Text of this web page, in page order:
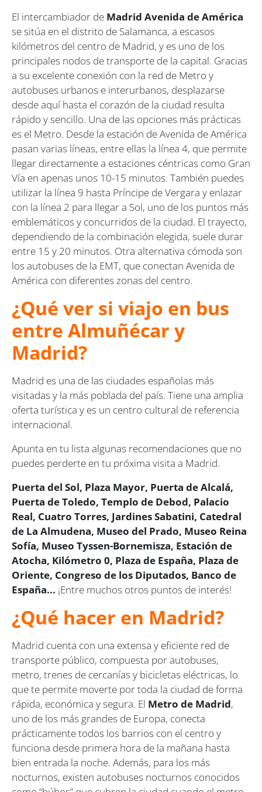
El intercambiador de Madrid Avenida de América
se sitúa en el distrito de Salamanca, a escasos
kilómetros del centro de Madrid, y es uno de los
principales nodos de transporte de la capital. Gracias
a su excelente conexión con la red de Metro y
autobuses urbanos e interurbanos, desplazarse
desde aquí hasta el corazón de la ciudad resulta
rápido y sencillo. Una de las opciones más prácticas
es el Metro. Desde la estación de Avenida de América
pasan varias líneas, entre ellas la línea 4, que permite
llegar directamente a estaciones céntricas como Gran
Vía en apenas unos 10-15 minutos. También puedes
utilizar la línea 9 hasta Príncipe de Vergara y enlazar
con la línea 2 para llegar a Sol, uno de los puntos más
emblemáticos y concurridos de la ciudad. El trayecto,
dependiendo de la combinación elegida, suele durar
entre 15 y 20 minutos. Otra alternativa cómoda son
los autobuses de la EMT, que conectan Avenida de
América con diferentes zonas del centro.
¿Qué ver si viajo en bus
entre Almuñécar y
Madrid?
Madrid es una de las ciudades españolas más
visitadas y la más poblada del país. Tiene una amplia
oferta turística y es un centro cultural de referencia
internacional.
Apunta en tu lista algunas recomendaciones que no
puedes perderte en tu próxima visita a Madrid.
Puerta del Sol, Plaza Mayor, Puerta de Alcalá,
Puerta de Toledo, Templo de Debod, Palacio
Real, Cuatro Torres, Jardines Sabatini, Catedral
de La Almudena, Museo del Prado, Museo Reina
Sofía, Museo Tyssen-Bornemisza, Estación de
Atocha, Kilómetro 0, Plaza de España, Plaza de
Oriente, Congreso de los Diputados, Banco de
España... ¡Entre muchos otros puntos de interés!
¿Qué hacer en Madrid?
Madrid cuenta con una extensa y eficiente red de
transporte público, compuesta por autobuses,
metro, trenes de cercanías y bicicletas eléctricas, lo
que te permite moverte por toda la ciudad de forma
rápida, económica y segura. El Metro de Madrid,
uno de los más grandes de Europa, conecta
prácticamente todos los barrios con el centro y
funciona desde primera hora de la mañana hasta
bien entrada la noche. Además, para los más
nocturnos, existen autobuses nocturnos conocidos